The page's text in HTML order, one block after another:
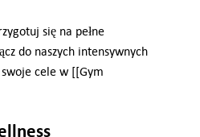
się na pełne
do naszych intensywnych
cele w [[Gym